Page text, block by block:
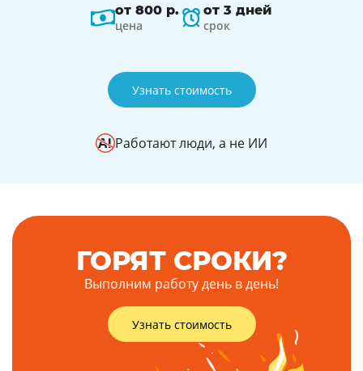
от 800 р.
цена
от 3 дней
срок
Узнать стоимость
Работают люди, а не ИИ
ГОРЯТ СРОКИ?
Выполним работу день в день!
Узнать стоимость